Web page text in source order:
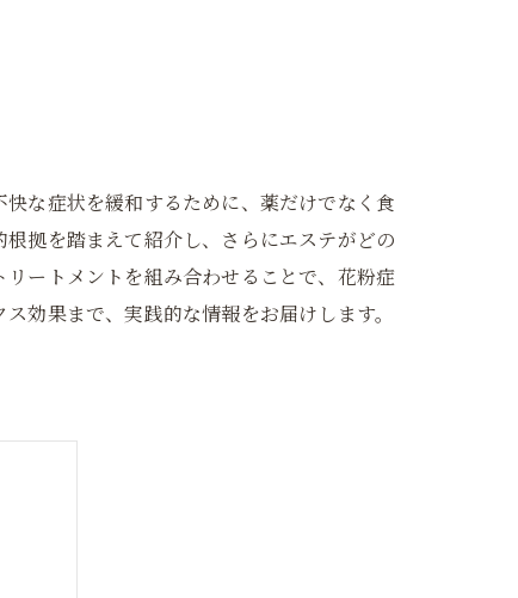
な症状を緩和するために、薬だけでなく食
拠を踏まえて紹介し、さらにエステがどの
ートメントを組み合わせることで、花粉症
効果まで、実践的な情報をお届けします。